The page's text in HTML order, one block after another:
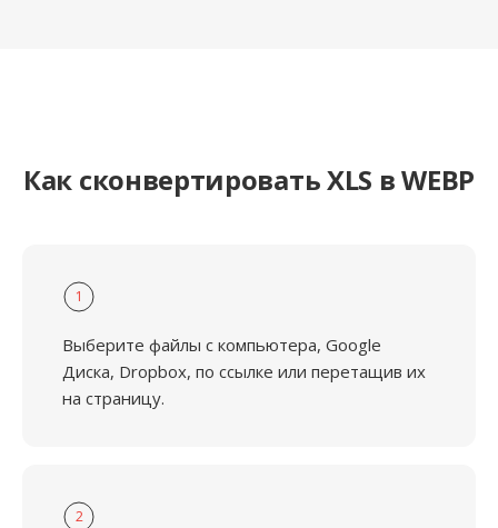
Как сконвертировать XLS в WEBP
1
Выберите файлы с компьютера, Google
Диска, Dropbox, по ссылке или перетащив их
на страницу.
2